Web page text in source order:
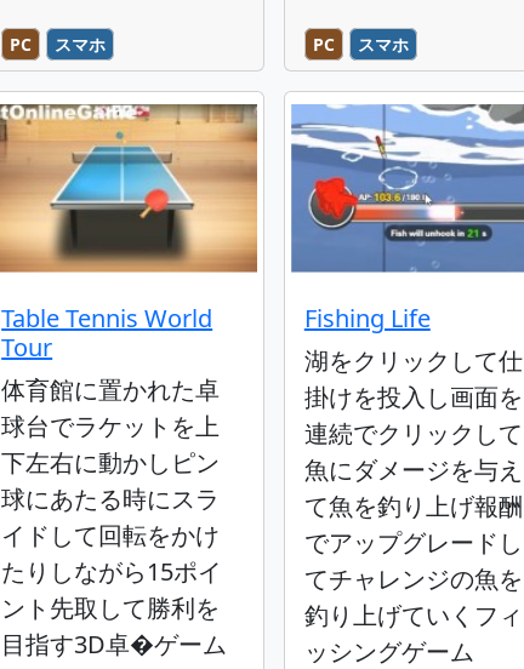
PC スマホ PC スマホ
Table Tennis World
Tour
体育館に置かれた卓
球台でラケットを上
下左右に動かしピン
球にあたる時にスラ
イドして回転をかけ
たりしながら15ポイ
ント先取して勝利を
目指す3D卓�ゲーム
Fishing Life
湖をクリックして仕
掛けを投入し画面を
連続でクリックして
魚にダメージを与え
て魚を釣り上げ報酬
でアップグレードし
てチャレンジの魚を
釣り上げていくフィ
ッシングゲーム